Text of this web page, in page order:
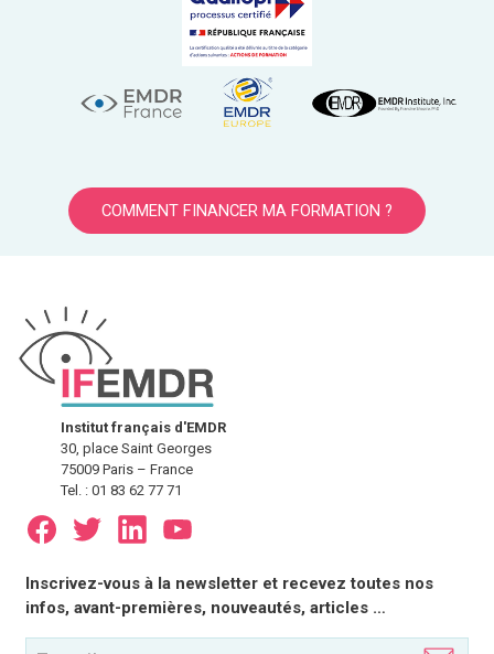
COMMENT FINANCER MA FORMATION ?
Institut français d'EMDR
30, place Saint Georges
75009 Paris – France
Tel. : 01 83 62 77 71
E-
mail
(Nécessaire)
Inscrivez-vous à la newsletter et recevez toutes nos
infos, avant-premières, nouveautés, articles …